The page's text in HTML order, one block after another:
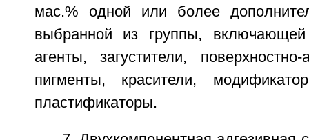
мас.% одной или более
выбранной из группы, включающей
агенты, загустители,
пигменты, красители,
пластификаторы.